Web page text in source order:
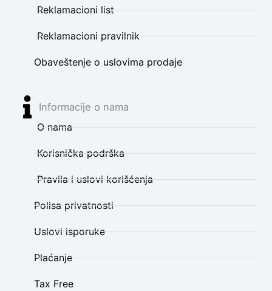
Reklamacioni list
Reklamacioni pravilnik
Obaveštenje o uslovima prodaje
Informacije o nama
O nama
Korisnička podrška
Pravila i uslovi korišćenja
Polisa privatnosti
Uslovi isporuke
Plaćanje
Tax Free